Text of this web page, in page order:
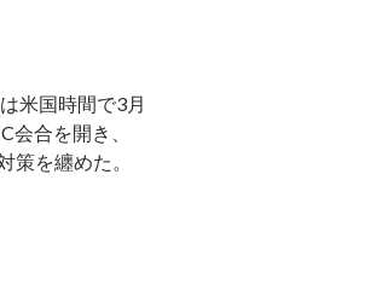
米国時間で3月
合を開き、
策を纏めた。
、日経平均とドル円への影響は？